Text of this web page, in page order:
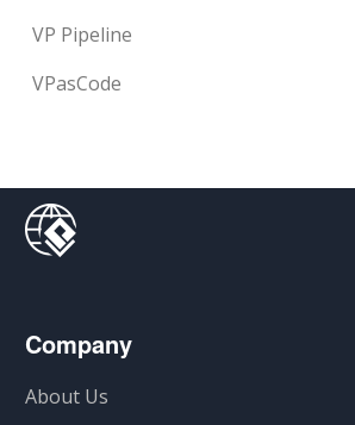
VP Pipeline
VPasCode
Company
About Us